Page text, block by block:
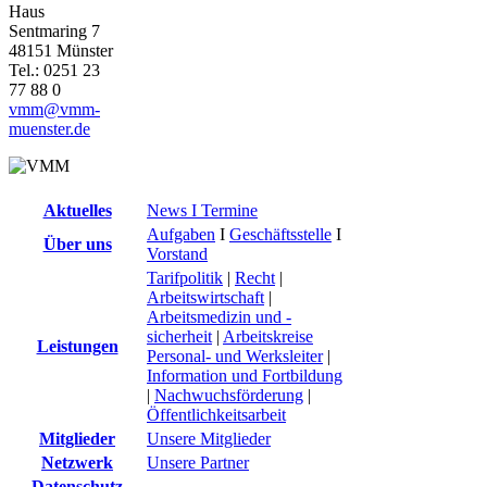
Haus
Sentmaring 7
48151 Münster
Tel.: 0251 23
77 88 0
vmm@vmm-
muenster.de
Aktuelles
News I Termine
Über uns
Aufgaben I Geschäftsstelle I
Vorstand
Leistungen
Tarifpolitik | Recht |
Arbeitswirtschaft |
Arbeitsmedizin und -
sicherheit | Arbeitskreise
Personal- und Werksleiter|
Information und Fortbildung
| Nachwuchsförderung |
Öffentlichkeitsarbeit
Mitglieder
Unsere Mitglieder
Netzwerk
Unsere Partner